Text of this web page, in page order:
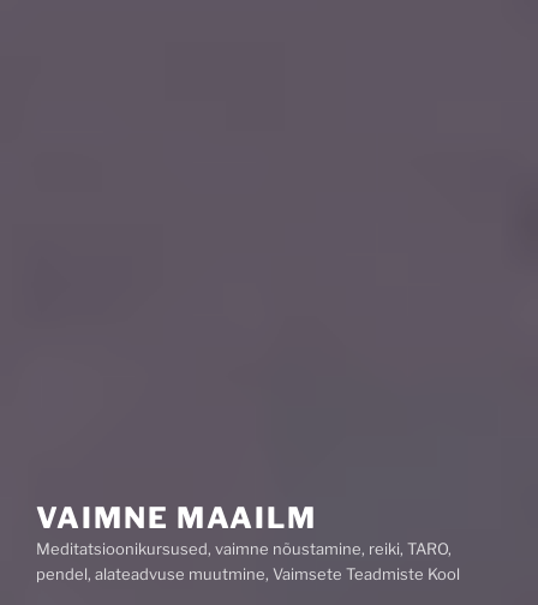
VAIMNE MAAILM
Meditatsioonikursused, vaimne nõustamine, reiki, TARO,
pendel, alateadvuse muutmine, Vaimsete Teadmiste Kool